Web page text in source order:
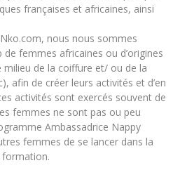
françaises et africaines, ainsi
nous nous sommes
femmes africaines ou d’origines
milieu de la coiffure et/ ou de la
afin de créer leurs activités et d’en
activités sont exercés souvent de
femmes ne sont pas ou peu
Ambassadrice Nappy
femmes de se lancer dans la
formation.